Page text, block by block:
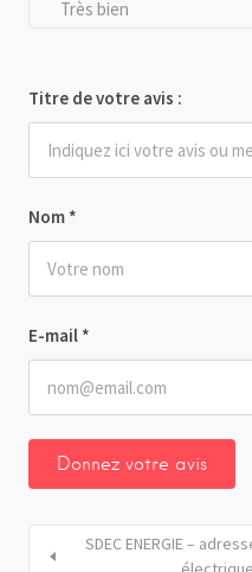
Nom *
E-mail *
Très bien
Titre de votre avis :
SDEC ENERGIE –